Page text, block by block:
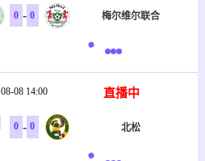
0 - 0 梅尔维尔联合
08-08 14:00 直播中
0 - 0 北松